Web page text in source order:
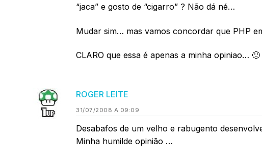
“jaca” e gosto de “cigarro” ? Não dá né…
Mudar sim… mas vamos concordar que PHP
CLARO que essa é apenas a minha opiniao… 🙂
ROGER LEITE
31/07/2008 A 09:09
Desabafos de um velho e rabugento
Minha humilde opinião …